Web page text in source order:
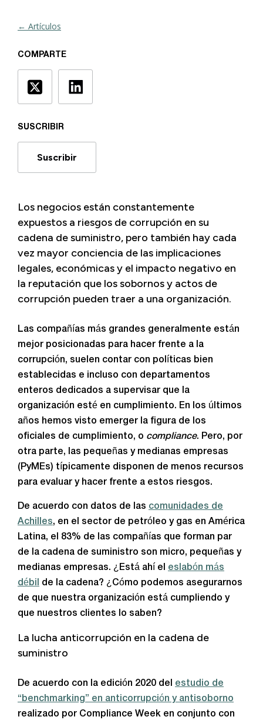
← Artículos
COMPARTE
SUSCRIBIR
Suscribir
Los negocios están constantemente
expuestos a riesgos de corrupción en su
cadena de suministro, pero también hay cada
vez mayor conciencia de las implicaciones
legales, económicas y el impacto negativo en
la reputación que los sobornos y actos de
corrupción pueden traer a una organización.
Las compañías más grandes generalmente están
mejor posicionadas para hacer frente a la
corrupción, suelen contar con políticas bien
establecidas e incluso con departamentos
enteros dedicados a supervisar que la
organización esté en cumplimiento. En los últimos
años hemos visto emerger la figura de los
oficiales de cumplimiento, o compliance. Pero, por
otra parte, las pequeñas y medianas empresas
(PyMEs) típicamente disponen de menos recursos
para evaluar y hacer frente a estos riesgos.
De acuerdo con datos de las comunidades de
Achilles, en el sector de petróleo y gas en América
Latina, el 83% de las compañías que forman par
de la cadena de suministro son micro, pequeñas y
medianas empresas. ¿Está ahí el eslabón más
débil
de la cadena? ¿Cómo podemos asegurarnos
de que nuestra organización está cumpliendo y
que nuestros clientes lo saben?
La lucha anticorrupción en la cadena de
suministro
De acuerdo con la edición 2020 del estudio de
“benchmarking” en anticorrupción y antisoborno
realizado por Compliance Week en conjunto con